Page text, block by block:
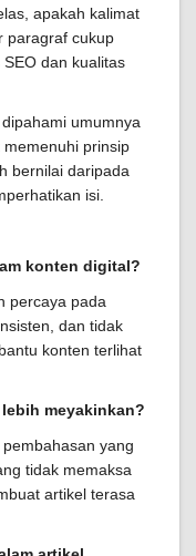
apakah kalimat
paragraf cukup
dan kualitas
umumnya
prinsip
bernilai daripada
isi.
konten digital?
percaya pada
dan tidak
konten terlihat
meyakinkan?
yang
tidak memaksa
artikel terasa